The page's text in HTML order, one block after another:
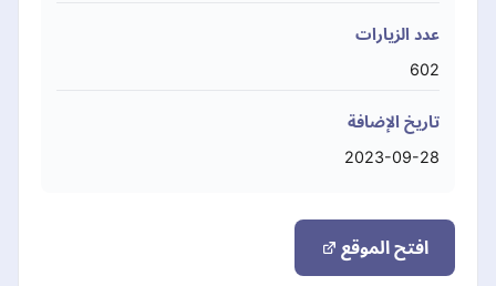
عدد الزيارات
602
تاريخ الإضافة
2023-09-28
افتح الموقع